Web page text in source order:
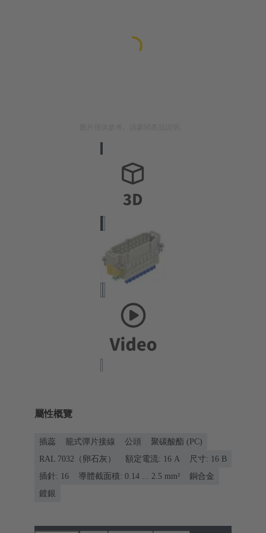
屬性概覽
插蕊 籠式彈片接線 公頭
聚碳酸酯 (PC)
RAL 7032（卵石灰）
額定電流: ‌16 A
尺寸: 16 B
插針: 16
導體截面積: 0.14 ... 2.5 mm²
銅合金
鍍銀